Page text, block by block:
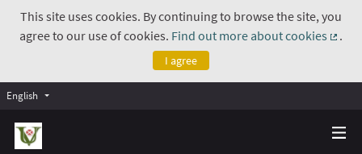
This site uses cookies. By continuing to browse the site, you
agree to our use of cookies. Find out more about cookies
.
I agree
English